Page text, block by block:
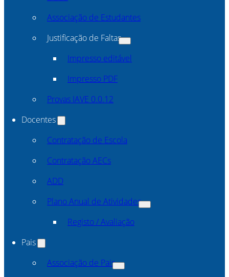
Associação de Estudantes
Justificação de Faltas
Impresso editável
Impresso PDF
Provas IAVE 0.0.12
Docentes
Contratação de Escola
Contratação AECs
ADD
Plano Anual de Atividades
Registo / Avaliação
Pais
Associação de Pais